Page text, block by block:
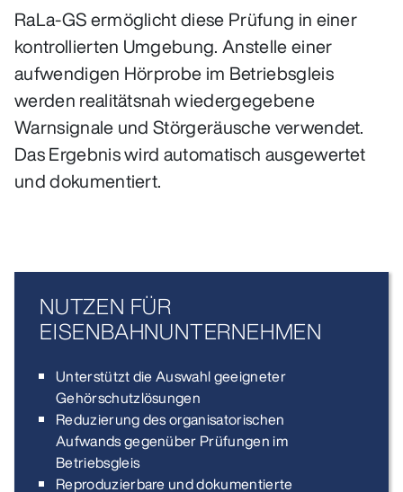
RaLa-GS ermöglicht diese Prüfung in einer
kontrollierten Umgebung. Anstelle einer
aufwendigen Hörprobe im Betriebsgleis
werden realitätsnah wiedergegebene
Warnsignale und Störgeräusche verwendet.
Das Ergebnis wird automatisch ausgewertet
und dokumentiert.
NUTZEN FÜR
EISENBAHNUNTERNEHMEN
Unterstützt die Auswahl geeigneter
Gehörschutzlösungen
Reduzierung des organisatorischen
Aufwands gegenüber Prüfungen im
Betriebsgleis
Reproduzierbare und dokumentierte